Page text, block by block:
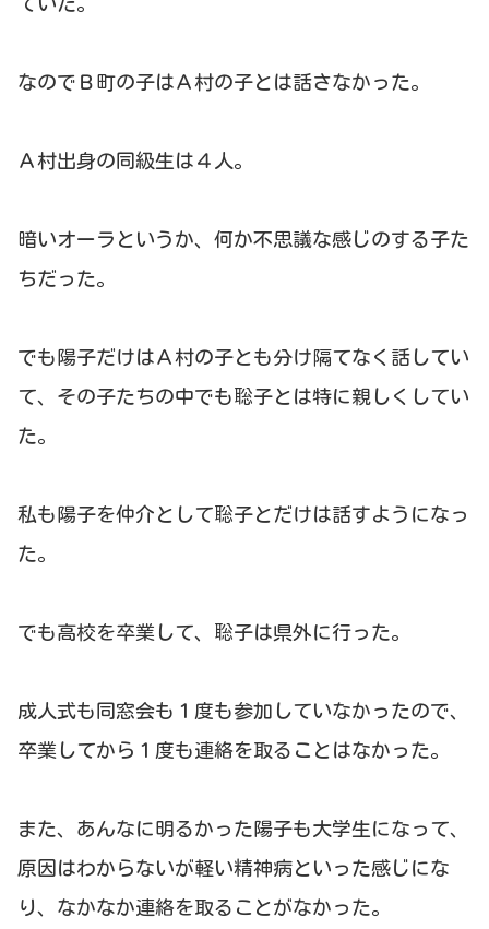
なのでＢ町の子はＡ村の子とは話さなかった。
Ａ村出身の同級生は４人。
暗いオーラというか、何か不思議な感じのする子た
ちだった。
でも陽子だけはＡ村の子とも分け隔てなく話してい
て、その子たちの中でも聡子とは特に親しくしてい
た。
私も陽子を仲介として聡子とだけは話すようになっ
た。
でも高校を卒業して、聡子は県外に行った。
成人式も同窓会も１度も参加していなかったので、
卒業してから１度も連絡を取ることはなかった。
また、あんなに明るかった陽子も大学生になって、
原因はわからないが軽い精神病といった感じにな
り、なかなか連絡を取ることがなかった。